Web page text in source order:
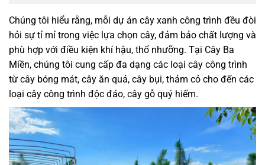
Chúng tôi hiểu rằng, mỗi dự án cây xanh công trình đều đòi
hỏi sự tỉ mỉ trong việc lựa chọn cây, đảm bảo chất lượng và
phù hợp với điều kiện khí hậu, thổ nhưỡng. Tại Cây Ba
Miền, chúng tôi cung cấp đa dạng các loại cây công trình
từ cây bóng mát, cây ăn quả, cây bụi, thảm cỏ cho đến các
loại cây công trình độc đáo, cây gỗ quý hiếm.